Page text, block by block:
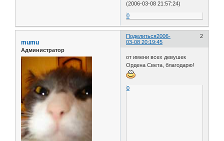
(2006-03-08 21:57:24)
0
Поделиться 2
2006-
03-08 20:19:45
mumu
Администратор
от имени всех девушек
Ордена Света, благодарю!
0